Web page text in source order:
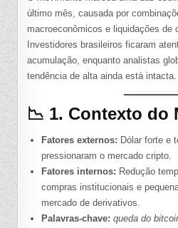
último mês, causada por
macroeconômicos e liquidações de
Investidores brasileiros ficaram
acumulação, enquanto analistas
tendência de alta ainda está intacta.
📉 1. Contexto do
Fatores externos: Dólar forte e
pressionaram o mercado cripto.
Fatores internos: Redução
compras institucionais e
mercado de derivativos.
Palavras-chave: queda do